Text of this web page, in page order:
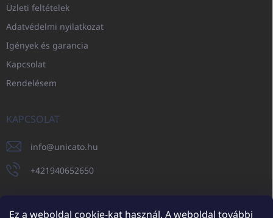
Ez a weboldal cookie-kat használ. A weboldal további
Üzleti feltételek
Adatvédelmi nyilatkozat
Igények és garancia
Kapcsolat
Rendelésem
KAPCSOLAT
info@unicato.hu
+421940652650